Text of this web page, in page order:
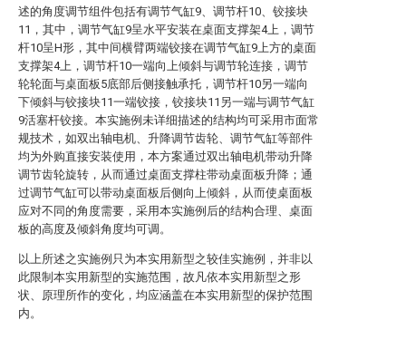
述的角度调节组件包括有调节气缸9、调节杆10、铰接块
11，其中，调节气缸9呈水平安装在桌面支撑架4上，调节
杆10呈H形，其中间横臂两端铰接在调节气缸9上方的桌面
支撑架4上，调节杆10一端向上倾斜与调节轮连接，调节
轮轮面与桌面板5底部后侧接触承托，调节杆10另一端向
下倾斜与铰接块11一端铰接，铰接块11另一端与调节气缸
9活塞杆铰接。本实施例未详细描述的结构均可采用市面常
规技术，如双出轴电机、升降调节齿轮、调节气缸等部件
均为外购直接安装使用，本方案通过双出轴电机带动升降
调节齿轮旋转，从而通过桌面支撑柱带动桌面板升降；通
过调节气缸可以带动桌面板后侧向上倾斜，从而使桌面板
应对不同的角度需要，采用本实施例后的结构合理、桌面
板的高度及倾斜角度均可调。
以上所述之实施例只为本实用新型之较佳实施例，并非以
此限制本实用新型的实施范围，故凡依本实用新型之形
状、原理所作的变化，均应涵盖在本实用新型的保护范围
内。